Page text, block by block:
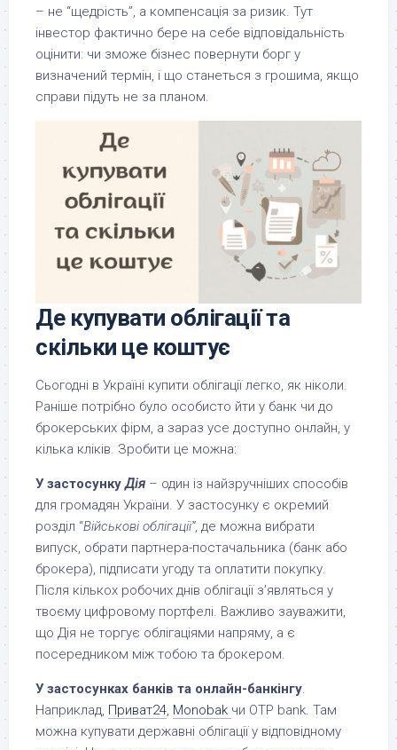
– не “щедрість”, а компенсація за ризик. Тут
інвестор фактично бере на себе відповідальність
оцінити: чи зможе бізнес повернути борг у
визначений термін, і що станеться з грошима, якщо
справи підуть не за планом.
Де купувати облігації та
скільки це коштує
Сьогодні в Україні купити облігації легко, як ніколи.
Раніше потрібно було особисто йти у банк чи до
брокерських фірм, а зараз усе доступно онлайн, у
кілька кліків. Зробити це можна:
У застосункуДія – один із найзручніших способів
для громадян України. У застосунку є окремий
розділ “Військові облігації”, де можна вибрати
випуск, обрати партнера-постачальника (банк або
брокера), підписати угоду та оплатити покупку.
Після кількох робочих днів облігації з’являться у
твоєму цифровому портфелі. Важливо зауважити,
що Дія не торгує облігаціями напряму, а є
посередником між тобою та брокером.
У застосунках банків та онлайн-банкінгу.
Наприклад, Приват24, Monobak чи OTP bank. Там
можна купувати державні облігації у відповідному